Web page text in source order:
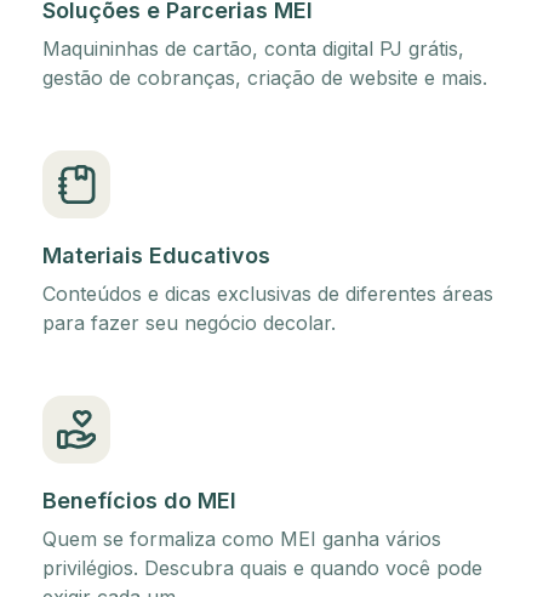
Soluções e Parcerias MEI
Maquininhas de cartão, conta digital PJ grátis,
gestão de cobranças, criação de website e mais.
Materiais Educativos
Conteúdos e dicas exclusivas de diferentes áreas
para fazer seu negócio decolar.
Benefícios do MEI
Quem se formaliza como MEI ganha vários
privilégios. Descubra quais e quando você pode